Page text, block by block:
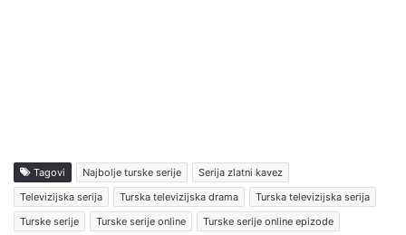
Tagovi Najbolje turske serije
Serija zlatni kavez
Televizijska serija
Turska televizijska drama
Turska televizijska serija
Turske serije
Turske serije online Turske serije online epizode